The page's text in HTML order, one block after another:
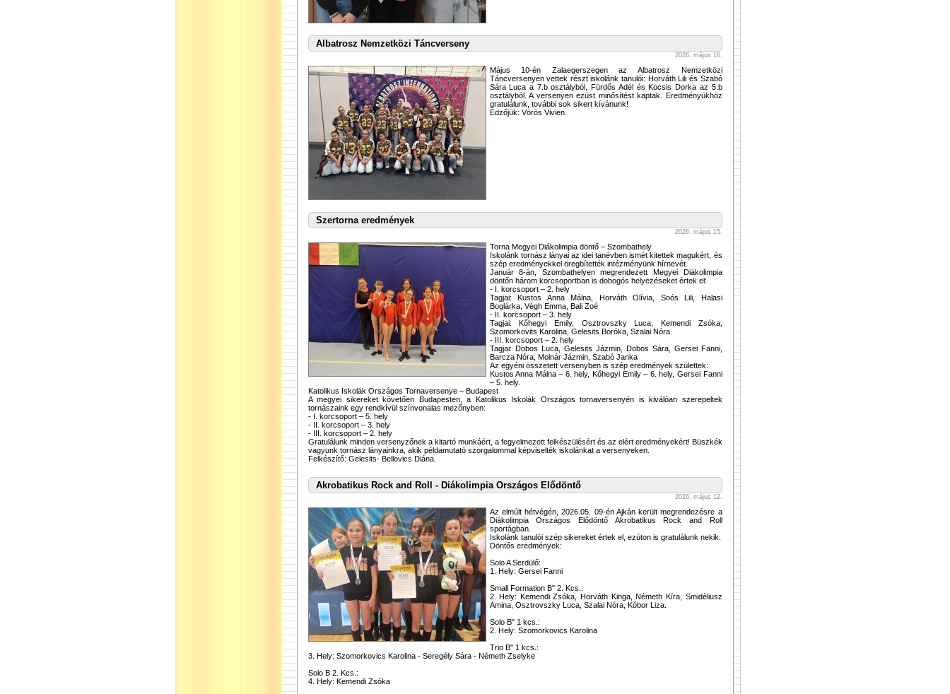
Albatrosz Nemzetközi Táncverseny
2026. május 16.
Május 10-én Zalaegerszegen az Albatrosz Nemzetközi
Táncversenyen vettek részt iskolánk tanulói: Horváth Lili és Szabó
Sára Luca a 7.b osztályból, Fürdős Adél és Kocsis Dorka az 5.b
osztályból. A versenyen ezüst minősítést kaptak. Eredményükhöz
gratulálunk, további sok sikert kívánunk!
Edzőjük: Vörös Vivien.
Szertorna eredmények
2026. május 15.
Torna Megyei Diákolimpia döntő – Szombathely
Iskolánk tornász lányai az idei tanévben ismét kitettek magukért, és
szép eredményekkel öregbítették intézményünk hírnevét.
Január 8-án, Szombathelyen megrendezett Megyei Diákolimpia
döntőn három korcsoportban is dobogós helyezéseket értek el:
- I. korcsoport – 2. hely
Tagjai: Kustos Anna Málna, Horváth Olívia, Soós Lili, Halasi
Boglárka, Végh Emma, Bali Zoé
- II. korcsoport – 3. hely
Tagjai: Kőhegyi Emily, Osztrovszky Luca, Kemendi Zsóka,
Szomorkovits Karolina, Gelesits Boróka, Szalai Nóra
- III. korcsoport – 2. hely
Tagjai: Dobos Luca, Gelesits Jázmin, Dobos Sára, Gersei Fanni,
Barcza Nóra, Molnár Jázmin, Szabó Janka
Az egyéni összetett versenyben is szép eredmények születtek:
Kustos Anna Málna – 6. hely, Kőhegyi Emily – 6. hely, Gersei Fanni
– 5. hely.
Katolikus Iskolák Országos Tornaversenye – Budapest
A megyei sikereket követően Budapesten, a Katolikus Iskolák Országos tornaversenyén is kiválóan szerepeltek
tornászaink egy rendkívül színvonalas mezőnyben:
- I. korcsoport – 5. hely
- II. korcsoport – 3. hely
- III. korcsoport – 2. hely
Gratulálunk minden versenyzőnek a kitartó munkáért, a fegyelmezett felkészülésért és az elért eredményekért! Büszkék
vagyunk tornász lányainkra, akik példamutató szorgalommal képviselték iskolánkat a versenyeken.
Felkészítő: Gelesits- Bellovics Diána.
Akrobatikus Rock and Roll - Diákolimpia Országos Elődöntő
2026. május 12.
Az elmúlt hétvégén, 2026.05. 09-én Ajkán került megrendezésre a
Diákolimpia Országos Elődöntő Akrobatikus Rock and Roll
sportágban.
Iskolánk tanulói szép sikereket értek el, ezúton is gratulálunk nekik.
Döntős eredmények:
Solo A Serdülő:
1. Hely: Gersei Fanni
Small Formation B" 2. Kcs.:
2. Hely: Kemendi Zsóka, Horváth Kinga, Németh Kíra, Smidèliusz
Amina, Osztrovszky Luca, Szalai Nóra, Kóbor Liza.
Solo B" 1 kcs.:
2. Hely: Szomorkovics Karolina
Trio B" 1 kcs.:
3. Hely: Szomorkovics Karolina - Seregély Sára - Németh Zselyke
Solo B 2. Kcs.:
4. Hely: Kemendi Zsóka